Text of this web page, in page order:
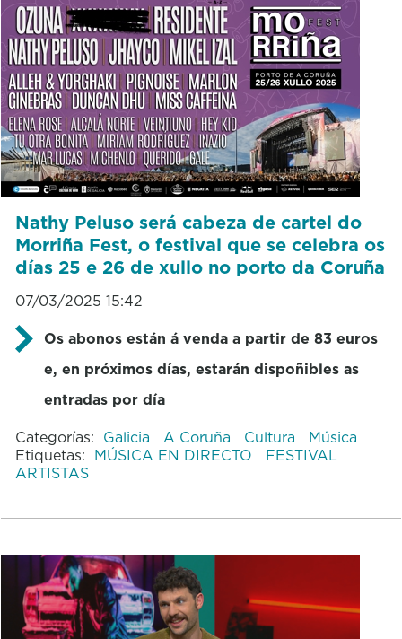
Nathy Peluso será cabeza de cartel do
Morriña Fest, o festival que se celebra os
días 25 e 26 de xullo no porto da Coruña
07/03/2025 15:42
Os abonos están á venda a partir de 83 euros
e, en próximos días, estarán dispoñibles as
entradas por día
Categorías: Galicia A Coruña Cultura
Música
Etiquetas: MÚSICA EN DIRECTO
FESTIVAL
ARTISTAS